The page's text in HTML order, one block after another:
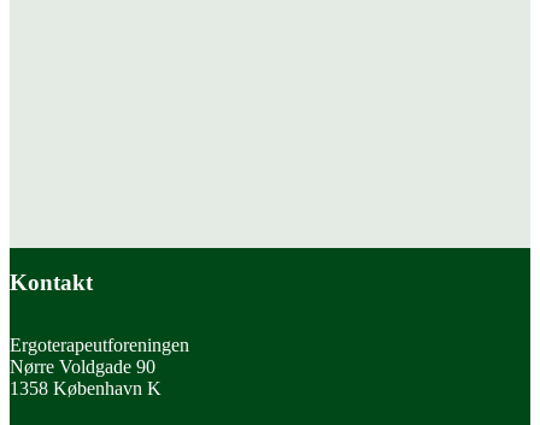
Kontakt
Ergoterapeutforeningen
Nørre Voldgade 90
1358 København K